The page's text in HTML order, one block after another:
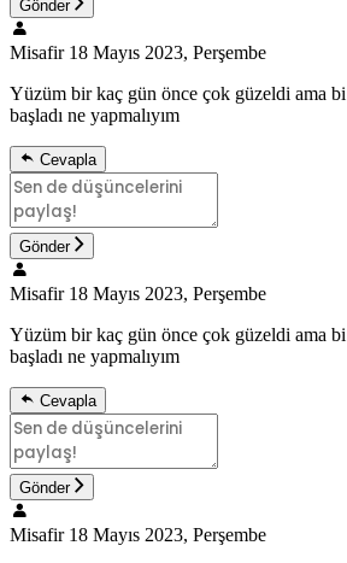
Gönder
Misafir 18 Mayıs 2023, Perşembe
Yüzüm bir kaç gün önce çok güzeldi ama
başladı ne yapmalıyım
Cevapla
Gönder
Misafir 18 Mayıs 2023, Perşembe
Yüzüm bir kaç gün önce çok güzeldi ama
başladı ne yapmalıyım
Cevapla
Gönder
Misafir 18 Mayıs 2023, Perşembe